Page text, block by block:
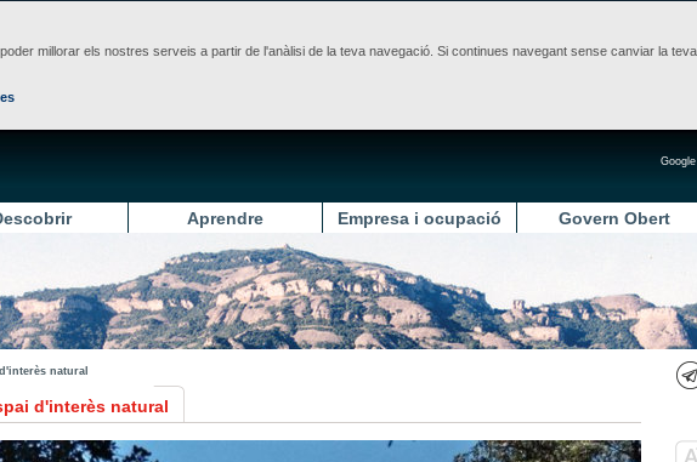
millorar els nostres serveis a partir de l'anàlisi de la teva navegació. Si continues navegant sense canviar la
Aprendre Empresa i ocupació Govern Obert
natural
d'interès natural